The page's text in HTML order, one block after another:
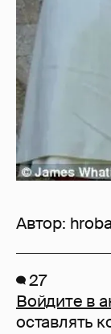
Автор:
27
Войдите в
оставлять